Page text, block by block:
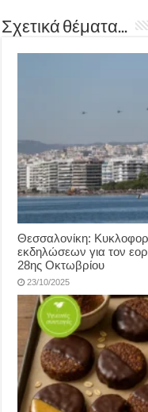
Σχετικά θέματα...
Θεσσαλονίκη:
εκδηλώσεων για τον
28ης Οκτωβρίου
23/10/2025